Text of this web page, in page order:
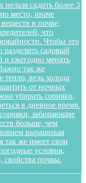
садить более 3
место, иначе
в почве,
что
Чтобы это
разделить садовый
и ежегодно менять
так же
ведь холода
от ночных
убирать сорняки,
в дневное время.
забирающие
больше, чем
выращивая
так же имеет свои
условия,
свойства почвы.